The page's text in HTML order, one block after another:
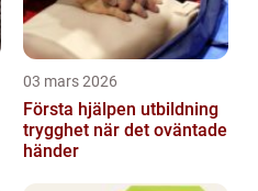
03 mars 2026
Första hjälpen utbildning
trygghet när det oväntade
händer